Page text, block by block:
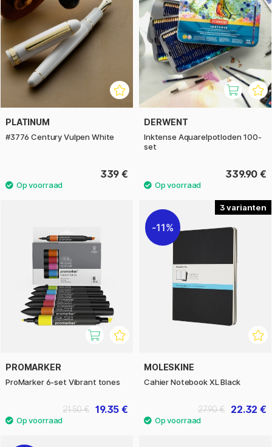
PLATINUM
#3776 Century Vulpen White
339 €
DERWENT
Inktense Aquarelpotloden 100-
set
339.90 €
PROMARKER
ProMarker 6-set Vibrant tones
19.35 €
21.50 €
3
11%
MOLESKINE
Cahier Notebook XL Black
22.32 €
27.90 €